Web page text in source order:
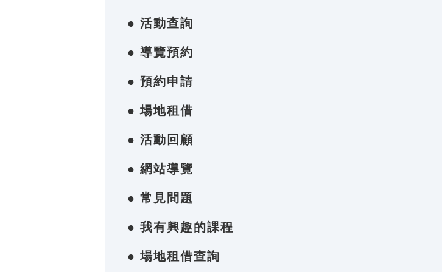
● 活動查詢
● 導覽預約
● 預約申請
● 場地租借
● 活動回顧
● 網站導覽
● 常見問題
● 我有興趣的課程
● 場地租借查詢